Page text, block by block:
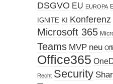
DSGVO EU EUROPA
IGNITE KI Konferenz
Microsoft 365
Teams MVP neu
Office365
Recht Security